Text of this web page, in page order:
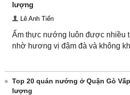
lượng
Lê Anh Tiến
Ẩm thực nướng luôn được nhiều
nhờ hương vị đậm đà và không
Top 20 quán nướng ở Quận Gò
lượng